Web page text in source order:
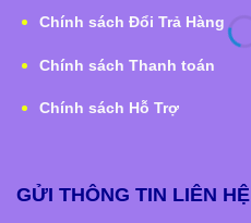
Chính sách Đổi Trả Hàng
Chính sách Thanh toán
Chính sách Hỗ Trợ
GỬI THÔNG TIN LIÊN HỆ